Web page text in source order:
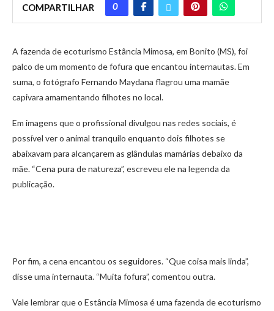
COMPARTILHAR 0
A fazenda de ecoturismo Estância Mimosa, em Bonito (MS), foi
palco de um momento de fofura que encantou internautas. Em
suma, o fotógrafo Fernando Maydana flagrou uma mamãe
capivara amamentando filhotes no local.
Em imagens que o profissional divulgou nas redes sociais, é
possível ver o animal tranquilo enquanto dois filhotes se
abaixavam para alcançarem as glândulas mamárias debaixo da
mãe. “Cena pura de natureza”, escreveu ele na legenda da
publicação.
Por fim, a cena encantou os seguidores. “Que coisa mais linda”,
disse uma internauta. “Muita fofura”, comentou outra.
Vale lembrar que o Estância Mimosa é uma fazenda de ecoturismo